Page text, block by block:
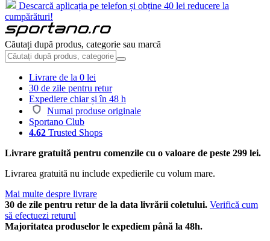
Descarcă aplicația pe telefon și obține 40 lei reducere la
cumpărături!
Căutați după produs, categorie sau marcă
Livrare de la 0 lei
30 de zile pentru retur
Expediere chiar și în 48 h
Numai produse originale
Sportano Club
4.62 Trusted Shops
Livrare gratuită pentru comenzile cu o valoare de peste 299 lei.
Livrarea gratuită nu include expedierile cu volum mare.
Mai multe despre livrare
30 de zile pentru retur de la data livrării coletului. Verifică cum
să efectuezi returul
Majoritatea produselor le expediem până la 48h.